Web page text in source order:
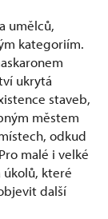
umělců,
kategoriím.
ukrytá
staveb,
městem
odkud
malé i velké
úkolů, které
další